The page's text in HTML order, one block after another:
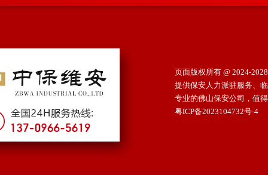
页面版权所有 @ 2024-
提供保安人力派驻服务、
专业的佛山保安公司，值
粤ICP备2023104732号-4